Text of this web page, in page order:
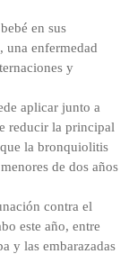
en sus
una enfermedad
y
aplicar junto a
reducir la principal
la bronquiolitis
de dos años
contra el
este año, entre
y las embarazadas